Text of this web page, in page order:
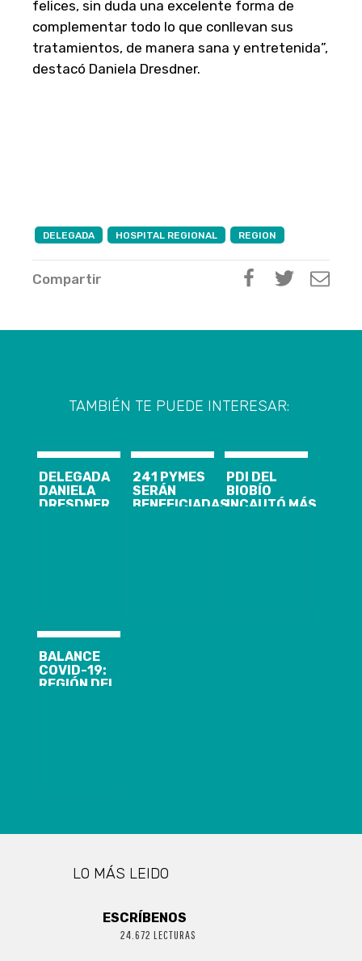
felices, sin duda una excelente forma de
complementar todo lo que conllevan sus
tratamientos, de manera sana y entretenida”,
destacó Daniela Dresdner.
DELEGADA HOSPITAL REGIONAL REGION
Compartir
TAMBIÉN TE PUEDE INTERESAR:
DELEGADA
DANIELA
DRESDNER
241 PYMES
SERÁN
BENEFICIADAS
PDI DEL
BIOBÍO
INCAUTÓ MÁS
BALANCE
COVID-19:
REGIÓN DEL
LO MÁS LEIDO
ESCRÍBENOS
24.672 LECTURAS